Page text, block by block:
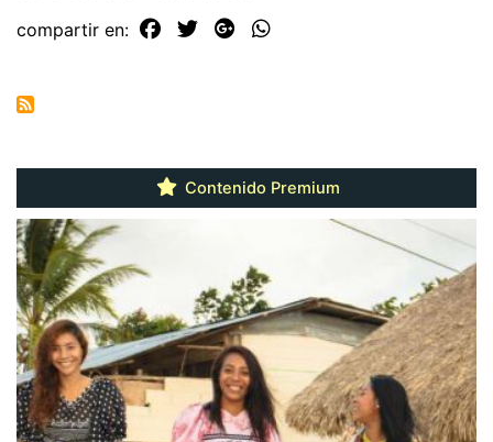
compartir en:
Contenido Premium